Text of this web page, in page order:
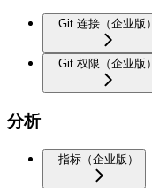
Git 连接（企业版）
Git 权限（企业版）
分析
指标（企业版）